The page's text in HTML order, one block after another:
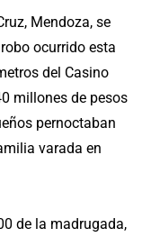
Mendoza, se
ocurrido esta
del Casino
millones de pesos
pernoctaban
varada en
de la madrugada,